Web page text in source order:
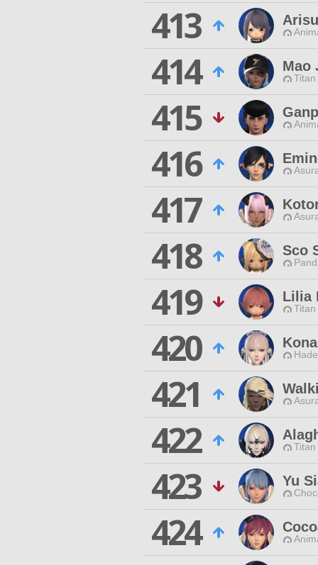
413
414 Mao
415
416
417
418 Sco
419 Lilia
420
421
422
423 Yu
424